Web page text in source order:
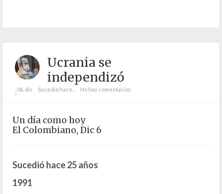
Ucrania se
independizó
;06. dic Sucedió hace... No hay comentarios
Un día como hoy
El Colombiano, Dic 6
Sucedió hace 25 años
1991